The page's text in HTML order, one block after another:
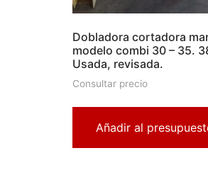
Dobladora cortadora
modelo combi 30 – 35.
Usada, revisada.
Consultar precio
Añadir al